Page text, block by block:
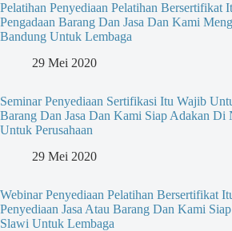
Pelatihan Penyediaan Pelatihan Bersertifikat
Pengadaan Barang Dan Jasa Dan Kami
Bandung Untuk Lembaga
29 Mei 2020
Seminar Penyediaan Sertifikasi Itu Wajib
Barang Dan Jasa Dan Kami Siap Adakan Di
Untuk Perusahaan
29 Mei 2020
Webinar Penyediaan Pelatihan Bersertifikat
Penyediaan Jasa Atau Barang Dan Kami
Slawi Untuk Lembaga